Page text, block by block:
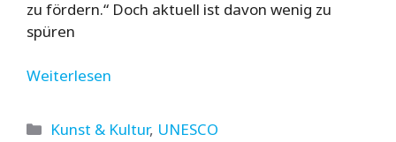
zu fördern.“ Doch aktuell ist davon wenig zu
spüren
Weiterlesen
Kategorien
Kunst & Kultur, UNESCO